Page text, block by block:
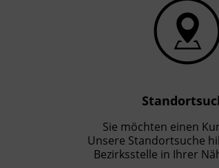
Sie möchten einen
Unsere Standortsuche
Bezirksstelle in Ihrer